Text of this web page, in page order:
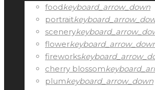
foodkeyboard_arrow_down
portrait
scenery
flower
fireworks
cherry blossom
plumkeyboard_arrow_down